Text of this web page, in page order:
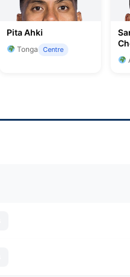
Pita Ahki
Tonga Centre